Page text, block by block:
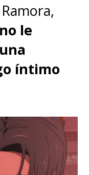
le
íntimo